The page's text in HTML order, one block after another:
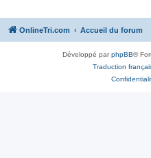
OnlineTri.com Accueil du forum
Développé parphpBB®
Traduction